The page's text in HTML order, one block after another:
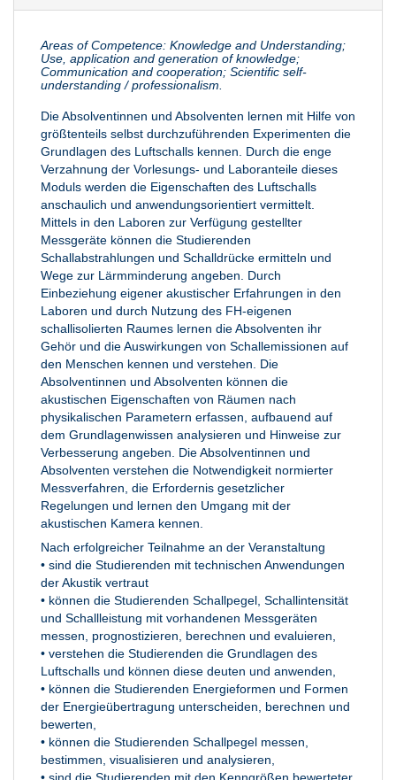
Areas of Competence: Knowledge and Understanding;
Use, application and generation of knowledge;
Communication and cooperation; Scientific self-
understanding / professionalism.
Die Absolventinnen und Absolventen lernen mit Hilfe von
größtenteils selbst durchzuführenden Experimenten die
Grundlagen des Luftschalls kennen. Durch die enge
Verzahnung der Vorlesungs- und Laboranteile dieses
Moduls werden die Eigenschaften des Luftschalls
anschaulich und anwendungsorientiert vermittelt.
Mittels in den Laboren zur Verfügung gestellter
Messgeräte können die Studierenden
Schallabstrahlungen und Schalldrücke ermitteln und
Wege zur Lärmminderung angeben. Durch
Einbeziehung eigener akustischer Erfahrungen in den
Laboren und durch Nutzung des FH-eigenen
schallisolierten Raumes lernen die Absolventen ihr
Gehör und die Auswirkungen von Schallemissionen auf
den Menschen kennen und verstehen. Die
Absolventinnen und Absolventen können die
akustischen Eigenschaften von Räumen nach
physikalischen Parametern erfassen, aufbauend auf
dem Grundlagenwissen analysieren und Hinweise zur
Verbesserung angeben. Die Absolventinnen und
Absolventen verstehen die Notwendigkeit normierter
Messverfahren, die Erfordernis gesetzlicher
Regelungen und lernen den Umgang mit der
akustischen Kamera kennen.
Nach erfolgreicher Teilnahme an der Veranstaltung
• sind die Studierenden mit technischen Anwendungen
der Akustik vertraut
• können die Studierenden Schallpegel, Schallintensität
und Schallleistung mit vorhandenen Messgeräten
messen, prognostizieren, berechnen und evaluieren,
• verstehen die Studierenden die Grundlagen des
Luftschalls und können diese deuten und anwenden,
• können die Studierenden Energieformen und Formen
der Energieübertragung unterscheiden, berechnen und
bewerten,
• können die Studierenden Schallpegel messen,
bestimmen, visualisieren und analysieren,